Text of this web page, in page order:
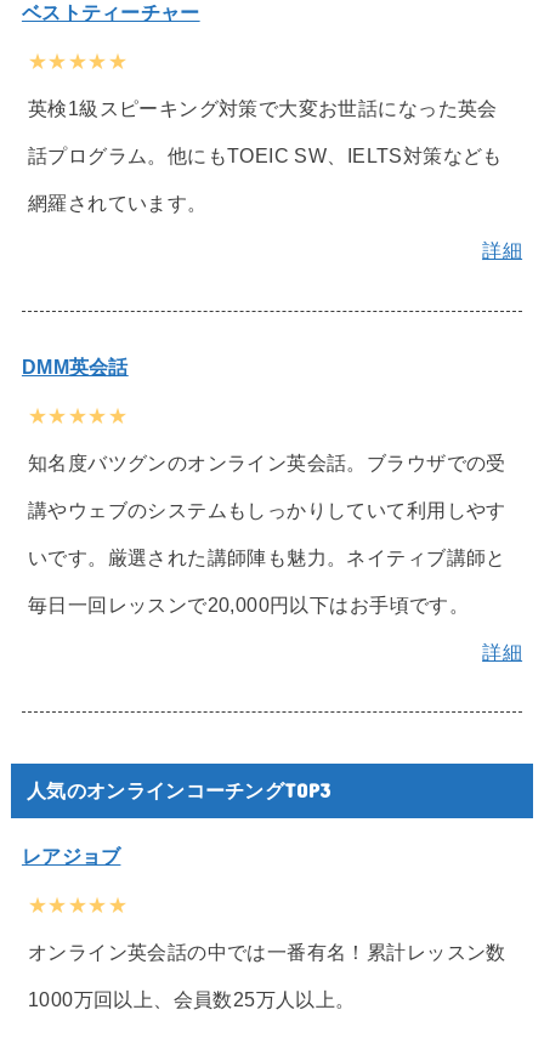
ベストティーチャー
★★★★★
英検1級スピーキング対策で大変お世話になった英会
話プログラム。他にもTOEIC SW、IELTS対策なども
網羅されています。
詳細
DMM英会話
★★★★★
知名度バツグンのオンライン英会話。ブラウザでの受
講やウェブのシステムもしっかりしていて利用しやす
いです。厳選された講師陣も魅力。ネイティブ講師と
毎日一回レッスンで20,000円以下はお手頃です。
詳細
人気のオンラインコーチングTOP3
レアジョブ
★★★★★
オンライン英会話の中では一番有名！累計レッスン数
1000万回以上、会員数25万人以上。